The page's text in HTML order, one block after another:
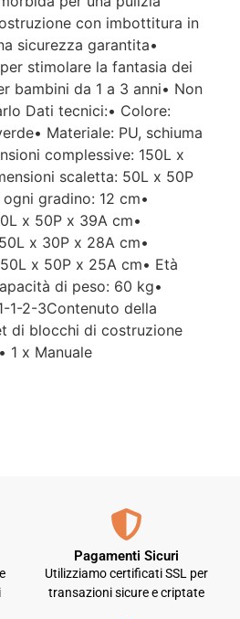
con imbottitura in
sicurezza garantita•
stimolare la fantasia dei
bambini da 1 a 3 anni• Non
Dati tecnici:• Colore:
Materiale: PU, schiuma
complessive: 150L x
scaletta: 50L x 50P
gradino: 12 cm•
x 50P x 39A cm•
x 30P x 28A cm•
x 50P x 25A cm• Età
di peso: 60 kg•
1-2-3Contenuto della
di blocchi di costruzione
1 x Manuale
Pagamenti Sicuri
Utilizziamo certificati SSL per
transazioni sicure e criptate